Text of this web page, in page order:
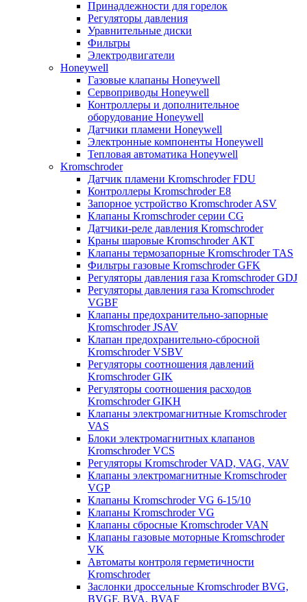
Принадлежности для горелок
Регуляторы давления
Уравнительные диски
Фильтры
Электродвигатели
Honeywell
Газовые клапаны Honeywell
Сервоприводы Honeywell
Контроллеры и дополнительное
оборудование Honeywell
Датчики пламени Honeywell
Электронные компоненты Honeywell
Тепловая автоматика Honeywell
Kromschroder
Датчик пламени Kromschroder FDU
Контроллеры Kromschroder E8
Запорное устройство Kromschroder ASV
Клапаны Kromschroder серии CG
Датчики-реле давления Kromschroder
Краны шаровые Kromschroder АКТ
Клапаны термозапорные Kromschroder TAS
Фильтры газовые Kromschroder GFK
Регуляторы давления газа Kromschroder GDJ
Регуляторы давления газа Kromschroder
VGBF
Клапаны предохранительно-запорные
Kromschroder JSAV
Клапан предохранительно-сбросной
Kromschroder VSBV
Регуляторы соотношения давлений
Kromschroder GIK
Регуляторы соотношения расходов
Kromschroder GIKH
Клапаны электромагнитные Kromschroder
VAS
Блоки электромагнитных клапанов
Kromschroder VCS
Регуляторы Kromschroder VAD, VAG, VAV
Клапаны электромагнитные Kromschroder
VGP
Клапаны Kromschroder VG 6-15/10
Клапаны Kromschroder VG
Клапаны сбросные Kromschroder VAN
Клапаны газовые моторные Kromschroder
VK
Автоматы контроля герметичности
Kromschroder
Заслонки дроссельные Kromschroder BVG,
BVGF, BVA, BVAF